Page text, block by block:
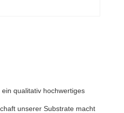
qualitativ hochwertiges
unserer Substrate macht